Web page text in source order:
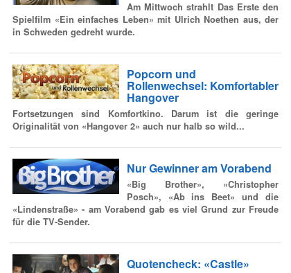
Am Mittwoch strahlt Das Erste den
Spielfilm «Ein einfaches Leben» mit Ulrich Noethen aus, der
in Schweden gedreht wurde.
Popcorn und
Rollenwechsel: Komfortabler
Hangover
Fortsetzungen sind Komfortkino. Darum ist die geringe
Originalität von «Hangover 2» auch nur halb so wild...
Nur Gewinner am Vorabend
«Big Brother», «Christopher
Posch», «Ab ins Beet» und die
«Lindenstraße» - am Vorabend gab es viel Grund zur Freude
für die TV-Sender.
Quotencheck: «Castle»